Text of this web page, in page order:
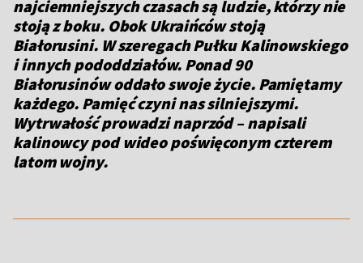
najciemniejszych czasach są ludzie, którzy nie
stoją z boku. Obok Ukraińców stoją
Białorusini. W szeregach Pułku Kalinowskiego
i innych pododdziałów. Ponad 90
Białorusinów oddało swoje życie. Pamiętamy
każdego. Pamięć czyni nas silniejszymi.
Wytrwałość prowadzi naprzód – napisali
kalinowcy pod wideo poświęconym czterem
latom wojny.